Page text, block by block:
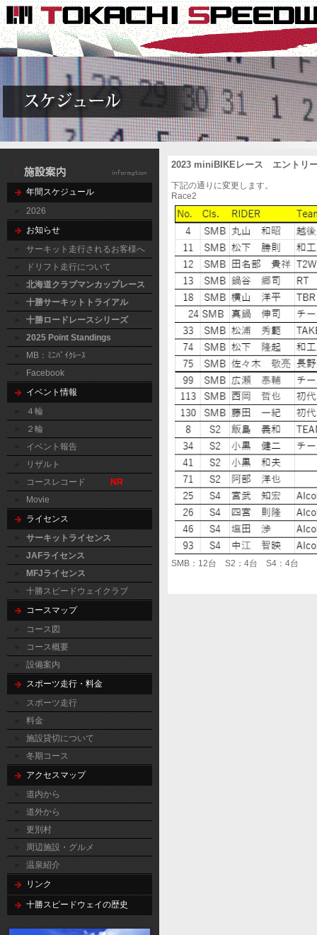
年間スケジュール
2026
お知らせ
サーキット走行されるお客様へ
ドリフト走行について
北海道クラブマンカップレース
十勝サーキットトライアル
十勝ロードレースシリーズ
2025 Point Standings
MB：ﾐﾆﾊﾞｲｸﾚｰｽ
Facebook
イベント情報
４輪
２輪
イベント報告
リザルト
コースレコード
NR
Movie
ライセンス
サーキットライセンス
JAFライセンス
MFJライセンス
十勝スピードウェイクラブ
コースマップ
コース図
コース概要
設備案内
スポーツ走行・料金
スポーツ走行
料金
施設貸切について
冬期コース
アクセスマップ
道内から
道外から
更別村
周辺施設・グルメ
温泉紹介
リンク
十勝スピードウェイの歴史
2023 miniBIKEレース エントリ
下記の通りに変更します。
Race2
SMB：12台 S2：4台 S4：4台